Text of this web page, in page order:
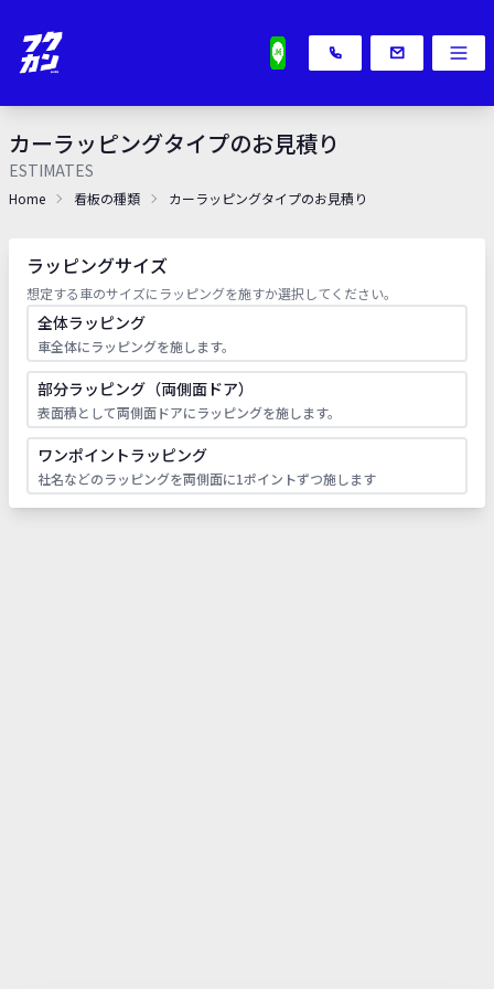
カーラッピングタイプのお見積り
ESTIMATES
Home 看板の種類 カーラッピングタイプのお見積り
ラッピングサイズ
想定する車のサイズにラッピングを施すか選択してください。
全体ラッピング
車全体にラッピングを施します。
部分ラッピング（両側面ドア）
表面積として両側面ドアにラッピングを施します。
ワンポイントラッピング
社名などのラッピングを両側面に1ポイントずつ施します